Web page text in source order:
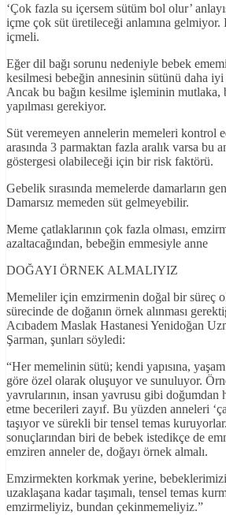
‘Çok fazla su içersem sütüm bol olur’
içme çok süt üretileceği anlamına gelmiyor.
içmeli.
Eğer dil bağı sorunu nedeniyle bebek
kesilmesi bebeğin annesinin sütünü daha iyi
Ancak bu bağın kesilme işleminin mutlaka,
yapılması gerekiyor.
Süt veremeyen annelerin memeleri kontrol
arasında 3 parmaktan fazla aralık varsa bu
göstergesi olabileceği için bir risk faktörü.
Gebelik sırasında memelerde damarların
Damarsız memeden süt gelmeyebilir.
Meme çatlaklarının çok fazla olması,
azaltacağından, bebeğin emmesiyle anne
DOĞAYI ÖRNEK ALMALIYIZ
Memeliler için emzirmenin doğal bir süreç
sürecinde de doğanın örnek alınması
Acıbadem Maslak Hastanesi Yenidoğan
Şarman, şunları söyledi:
“Her memelinin sütü; kendi yapısına, yaşam
göre özel olarak oluşuyor ve sunuluyor.
yavrularının, insan yavrusu gibi doğumdan
etme becerileri zayıf. Bu yüzden anneleri
taşıyor ve sürekli bir tensel temas
sonuçlarından biri de bebek istedikçe de
emziren anneler de, doğayı örnek almalı.
Emzirmekten korkmak yerine,
uzaklaşana kadar taşımalı, tensel temas
emzirmeliyiz, bundan çekinmemeliyiz.”